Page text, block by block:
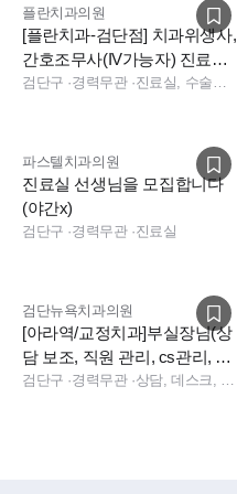
플란치과의원
[플란치과-검단점] 치과위생사,
간호조무사(IV가능자) 진료팀
모집
검단구 ·경력무관·
파스텔치과의원
진료실 선생님을 모집합니다
(야간x)
검단구 ·경력무관·진료실
검단뉴욕치과의원
[아라역/교정치과]부실장님(상
담 보조, 직원 관리, cs관리, 진
료실 보조)를 모집합니다.
검단구 ·경력무관·